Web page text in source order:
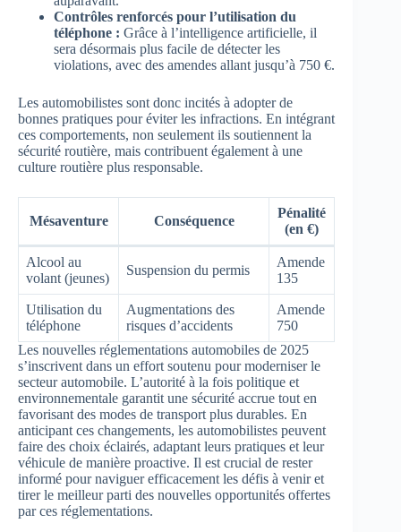
Contrôles renforcés pour l’utilisation du
téléphone : Grâce à l’intelligence artificielle, il
sera désormais plus facile de détecter les
violations, avec des amendes allant jusqu’à 750 €.
Les automobilistes sont donc incités à adopter de
bonnes pratiques pour éviter les infractions. En intégrant
ces comportements, non seulement ils soutiennent la
sécurité routière, mais contribuent également à une
culture routière plus responsable.
Mésaventure Conséquence
Pénalité
(en €)
Alcool au
volant (jeunes)
Suspension du permis
Amende
135
Utilisation du
téléphone
Augmentations des
risques d’accidents
Amende
750
Les nouvelles réglementations automobiles de 2025
s’inscrivent dans un effort soutenu pour moderniser le
secteur automobile. L’autorité à la fois politique et
environnementale garantit une sécurité accrue tout en
favorisant des modes de transport plus durables. En
anticipant ces changements, les automobilistes peuvent
faire des choix éclairés, adaptant leurs pratiques et leur
véhicule de manière proactive. Il est crucial de rester
informé pour naviguer efficacement les défis à venir et
tirer le meilleur parti des nouvelles opportunités offertes
par ces réglementations.